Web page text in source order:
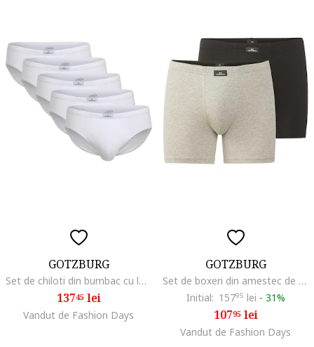
GOTZBURG
Set de chiloti din bumbac cu logo discret - 5 perechi, Alb
13745lei
Vandut de Fashion Days
GOTZBURG
Set de boxeri din amestec de bumbac - 2 perechi, Negru/Gri deschis
Initial: 15795 lei - 31%
10795lei
Vandut de Fashion Days